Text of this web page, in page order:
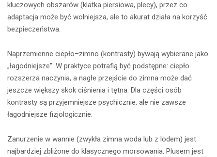
kluczowych obszarów (klatka piersiowa, plecy), przez co
adaptacja może być wolniejsza, ale to akurat działa na korzyść
bezpieczeństwa.
Naprzemienne ciepło–zimno (kontrasty) bywają wybierane jako
„łagodniejsze”. W praktyce potrafią być podstępne: ciepło
rozszerza naczynia, a nagłe przejście do zimna może dać
jeszcze większy skok ciśnienia i tętna. Dla części osób
kontrasty są przyjemniejsze psychicznie, ale nie zawsze
łagodniejsze fizjologicznie.
Zanurzenie w wannie (zwykła zimna woda lub z lodem) jest
najbardziej zbliżone do klasycznego morsowania. Plusem jest